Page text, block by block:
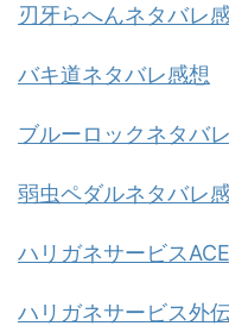
刃牙らへんネタバレ
バキ道ネタバレ感想
ブルーロックネタバ
弱虫ペダルネタバレ
ハリガネサービス
ハリガネサービス外